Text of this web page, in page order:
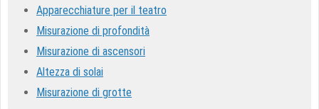
Apparecchiature per il teatro
Misurazione di profondità
Misurazione di ascensori
Altezza di solai
Misurazione di grotte